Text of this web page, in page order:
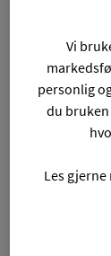
Vi
personlig
du bruken
Les